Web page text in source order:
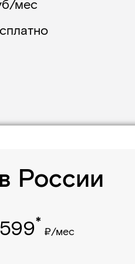
мес
России
599* ₽/мес